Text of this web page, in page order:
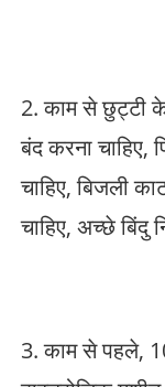
2. काम से छुट्टी
बंद करना चाहिए,
चाहिए, बिजली
चाहिए, अच्छे बिंदु
3. काम से पहले,